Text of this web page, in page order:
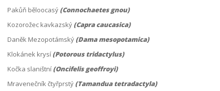
Pakůň běloocasý (Connochaetes gnou)
Kozorožec kavkazský (Capra caucasica)
Daněk Mezopotámský (Dama mesopotamica)
Klokánek krysí (Potorous tridactylus)
Kočka slaništní (Oncifelis geoffroyi)
Mravenečník čtyřprstý (Tamandua tetradactyla)